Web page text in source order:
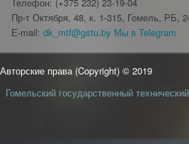
Пр-т Октября, 48, к. 1-315, Гомель, РБ,
Е-mail:dk_mtf@gstu.by Мы в Telegram
Авторские права (Copyright) © 2019
Гомельский государственный